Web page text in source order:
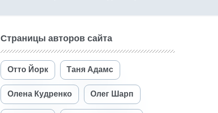
Страницы авторов сайта
Отто Йорк Таня Адамс
Олена Кудренко Олег Шарп